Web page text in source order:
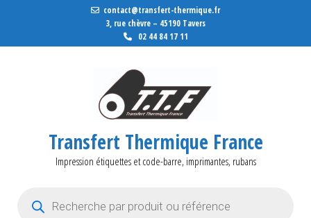
contact@transfert-thermique.fr
3, rue chèvre – 45190 Tavers
02 44 84 17 11
Transfert Thermique France
Impression étiquettes et code-barre, imprimantes, rubans